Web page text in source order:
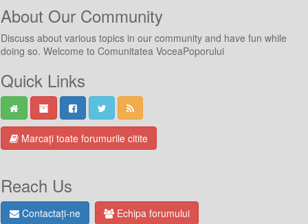
About Our Community
Discuss about various topics in our community and have fun while
doing so. Welcome to Comunitatea VoceaPoporului
Quick Links
Marcați toate forumurile citite
Reach Us
Contactați-ne Echipa forumului